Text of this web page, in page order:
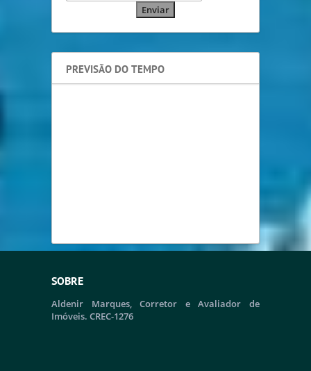
PREVISÃO DO TEMPO
SOBRE
Aldenir Marques, Corretor e Avaliador de
Imóveis. CREC-1276